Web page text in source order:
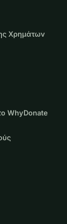
Χρημάτων
WhyDonate